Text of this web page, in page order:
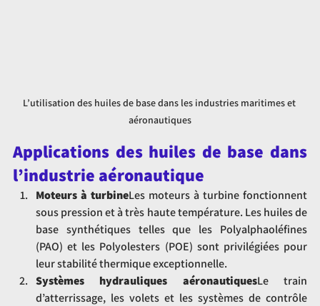
L’utilisation des huiles de base dans les industries maritimes et
aéronautiques
Applications des huiles de base dans
l’industrie aéronautique
Moteurs à turbineLes moteurs à turbine fonctionnent
sous pression et à très haute température. Les huiles de
base synthétiques telles que les Polyalphaoléfines
(PAO) et les Polyolesters (POE) sont privilégiées pour
leur stabilité thermique exceptionnelle.
Systèmes hydrauliques aéronautiquesLe train
d’atterrissage, les volets et les systèmes de contrôle